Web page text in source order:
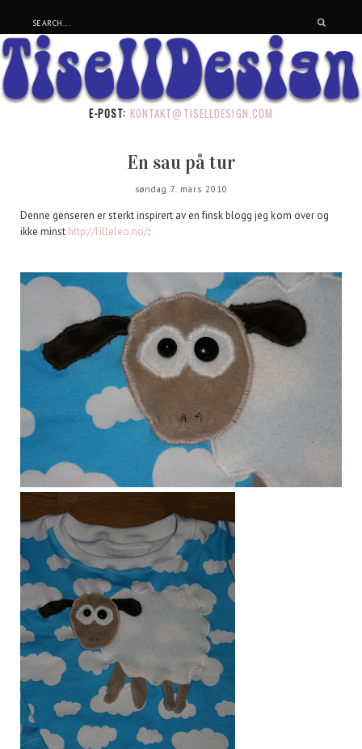
E-POST: KONTAKT@TISELLDESIGN.COM
En sau på tur
søndag 7. mars 2010
Denne genseren er sterkt inspirert av en finsk blogg jeg kom over og
ikke minst http://lilleleo.no/: